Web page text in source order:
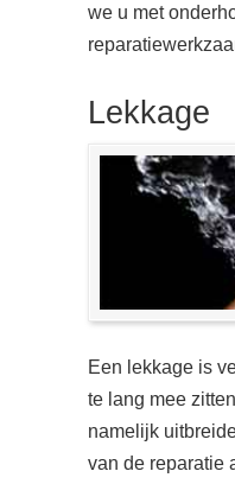
we u met
Lekkage
Een lekkage is
te lang mee
namelijk
van de reparatie